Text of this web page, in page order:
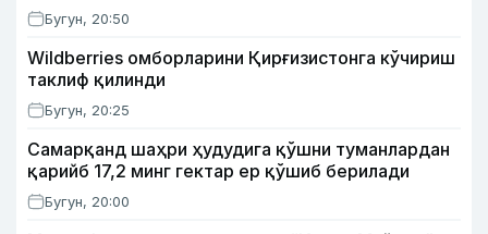
Бугун, 20:50
Wildberries омборларини Қирғизистонга кўчириш
таклиф қилинди
Бугун, 20:25
Самарқанд шаҳри ҳудудига қўшни туманлардан
қарийб 17,2 минг гектар ер қўшиб берилади
Бугун, 20:00